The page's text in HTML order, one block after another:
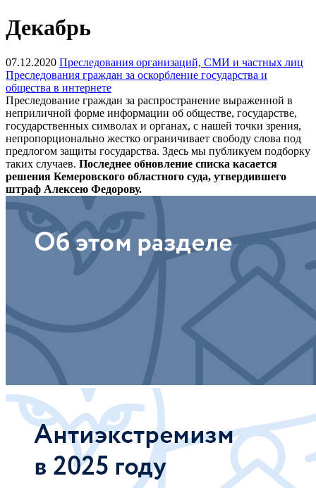
Декабрь
07.12.2020 Преследования организаций, СМИ и частных лиц
Преследования граждан за оскорбление государства и
общества в интернете
Преследование граждан за распространение выраженной в
неприличной форме информации об обществе, государстве,
государственных символах и органах, с нашей точки зрения,
непропорционально жестко ограничивает свободу слова под
предлогом защиты государства. Здесь мы публикуем подборку
таких случаев. Последнее обновление списка касается
решения Кемеровского областного суда, утвердившего
штраф Алексею Федорову.